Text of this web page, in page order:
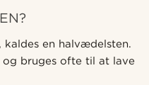
kaldes en halvædelsten.
bruges ofte til at lave